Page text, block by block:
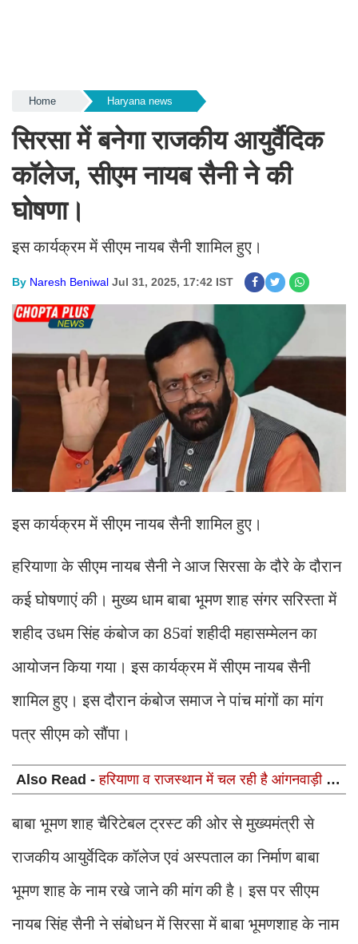
Home Haryana news
सिरसा में बनेगा राजकीय आयुर्वैदिक
कॉलेज, सीएम नायब सैनी ने की
घोषणा।
इस कार्यक्रम में सीएम नायब सैनी शामिल हुए।
By Naresh Beniwal Jul 31, 2025, 17:42 IST
इस कार्यक्रम में सीएम नायब सैनी शामिल हुए।
हरियाणा के सीएम नायब सैनी ने आज सिरसा के दौरे के दौरान
कई घोषणाएं की। मुख्य धाम बाबा भूमण शाह संगर सरिस्ता में
शहीद उधम सिंह कंबोज का 85वां शहीदी महासम्मेलन का
आयोजन किया गया। इस कार्यक्रम में सीएम नायब सैनी
शामिल हुए। इस दौरान कंबोज समाज ने पांच मांगों का मांग
पत्र सीएम को सौंपा।
Also Read -हरियाणा व राजस्थान में चल रही है आंगनवाड़ी में
भर्ती, 10वीं व 12वीं पास को बिना परीक्षा मिलेगी नौकरी, फटाफट
देखें डिटेल
बाबा भूमण शाह चैरिटेबल ट्रस्ट की ओर से मुख्यमंत्री से
राजकीय आयुर्वेदिक कॉलेज एवं अस्पताल का निर्माण बाबा
भूमण शाह के नाम रखे जाने की मांग की है। इस पर सीएम
नायब सिंह सैनी ने संबोधन में सिरसा में बाबा भूमणशाह के नाम